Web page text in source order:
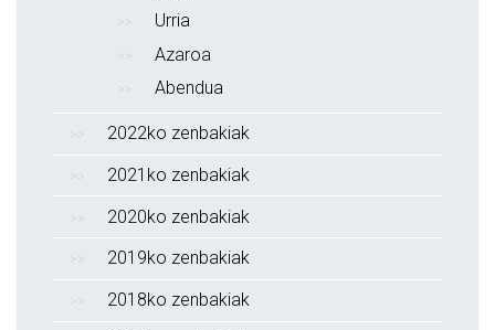
Urria
Azaroa
Abendua
2022ko zenbakiak
2021ko zenbakiak
2020ko zenbakiak
2019ko zenbakiak
2018ko zenbakiak